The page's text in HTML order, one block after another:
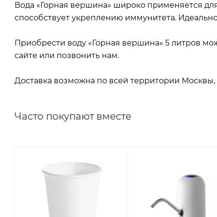
Вода «Горная вершина» широко применяется
способствует укреплению иммунитета.
Приобрести воду «Горная вершина» 5 литров
сайте или позвонить нам.
Доставка возможна по всей территории
Часто покупают вместе